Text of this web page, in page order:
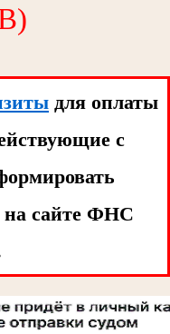
для оплаты
с
на сайте ФНС